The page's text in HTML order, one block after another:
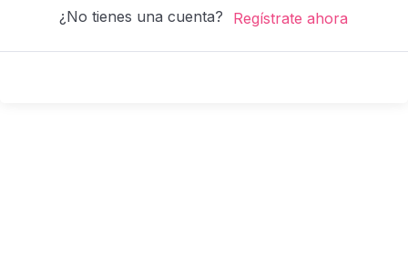
¿No tienes una cuenta? Regístrate ahora